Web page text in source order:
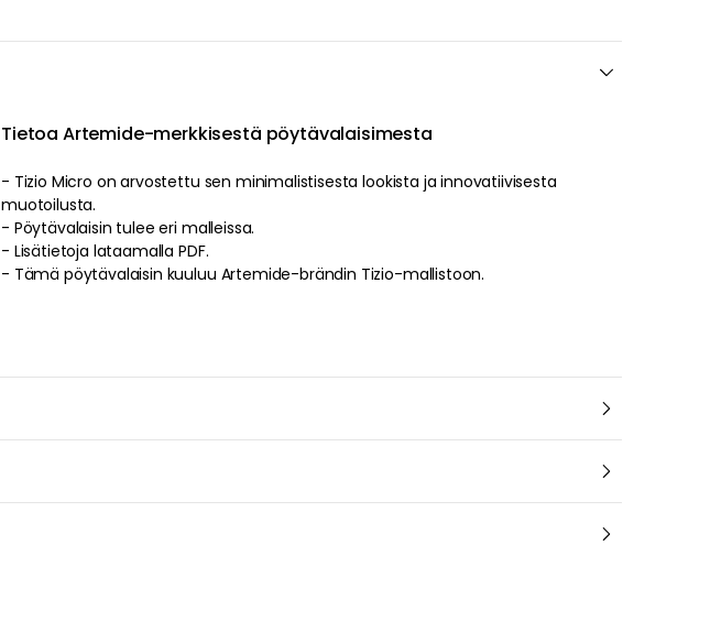
Tietoa Artemide-merkkisestä pöytävalaisimesta
- Tizio Micro on arvostettu sen minimalistisesta lookista ja innovatiivisesta
muotoilusta.
- Pöytävalaisin tulee eri malleissa.
- Lisätietoja lataamalla PDF.
- Tämä pöytävalaisin kuuluu Artemide-brändin Tizio-mallistoon.